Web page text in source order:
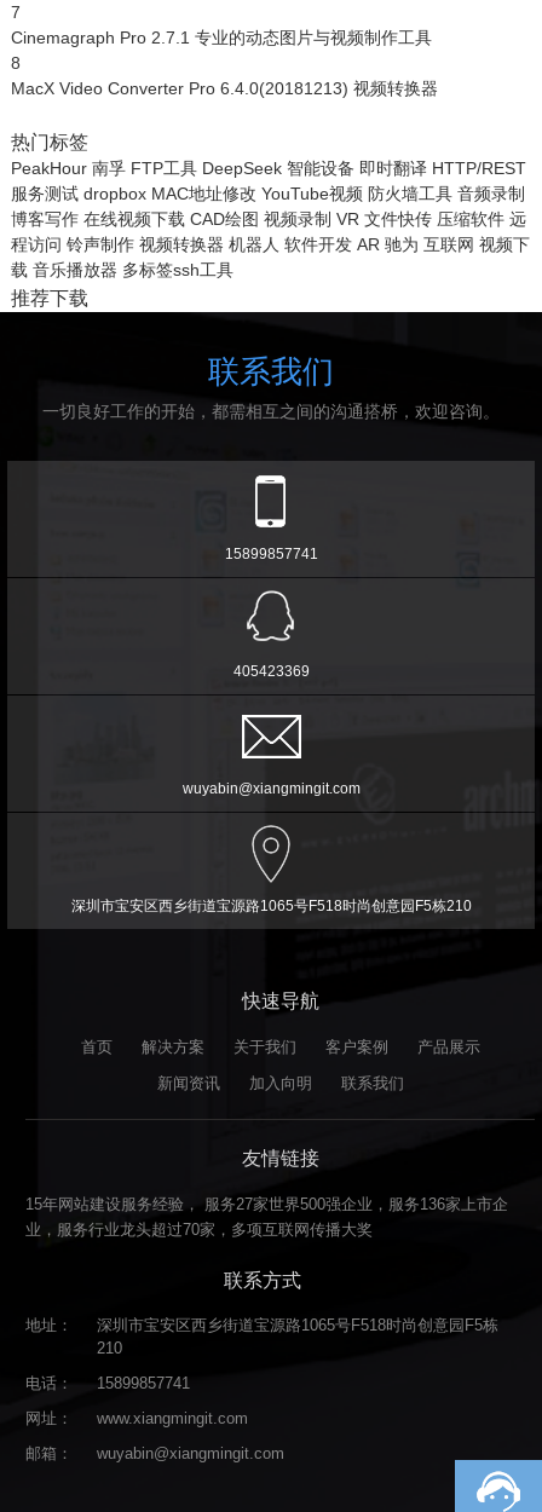
7
Cinemagraph Pro 2.7.1 专业的动态图片与视频制作工具
8
MacX Video Converter Pro 6.4.0(20181213) 视频转换器
热门标签
PeakHour 南孚 FTP工具 DeepSeek 智能设备 即时翻译 HTTP/REST
服务测试 dropbox MAC地址修改 YouTube视频 防火墙工具 音频录制
博客写作 在线视频下载 CAD绘图 视频录制 VR 文件快传 压缩软件 远
程访问 铃声制作 视频转换器 机器人 软件开发 AR 驰为 互联网 视频下
载 音乐播放器 多标签ssh工具
推荐下载
联系我们
一切良好工作的开始，都需相互之间的沟通搭桥，欢迎咨询。
15899857741
405423369
wuyabin@xiangmingit.com
深圳市宝安区西乡街道宝源路1065号F518时尚创意园F5栋210
快速导航
首页 解决方案 关于我们 客户案例
产品展示
新闻资讯
加入向明 联系我们
友情链接
15年网站建设服务经验， 服务27家世界500强企业，服务136家上市企
业，服务行业龙头超过70家，多项互联网传播大奖
联系方式
地址：
深圳市宝安区西乡街道宝源路1065号F518时尚创意园F5栋
210
电话：
15899857741
网址：
www.xiangmingit.com
邮箱：
wuyabin@xiangmingit.com